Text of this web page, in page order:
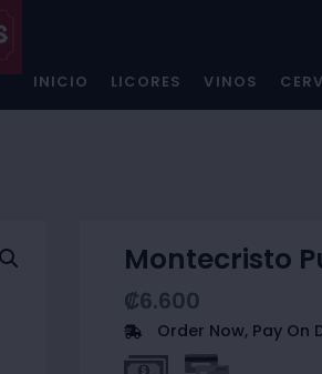
INICIO LICORES VINOS
Montecristo
₡6.600
Order Now, Pay